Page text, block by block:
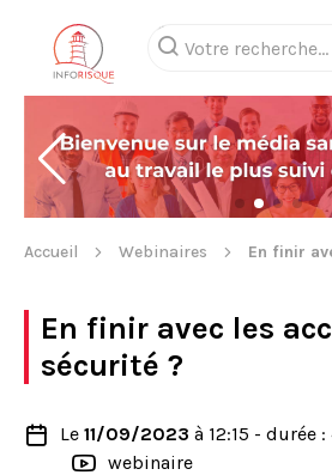
Accueil Webinaires
En finir avec les
sécurité ?
Le 11/09/2023 à 12:15 - durée
webinaire